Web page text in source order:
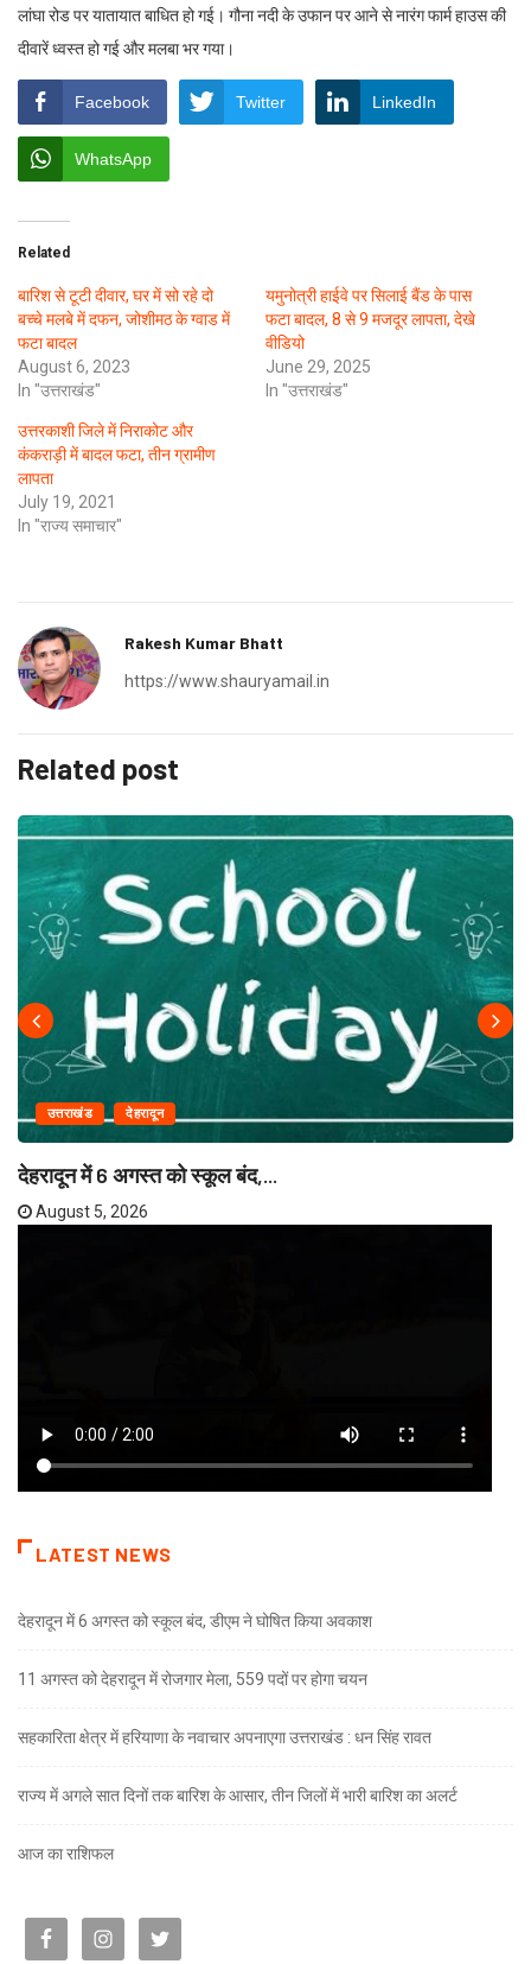
लांघा रोड पर यातायात बाधित हो गई। गौना नदी के उफान पर आने से नारंग फार्म हाउस की
दीवारें ध्वस्त हो गई और मलबा भर गया।
Facebook Twitter LinkedIn
WhatsApp
Related
बारिश से टूटी दीवार, घर में सो रहे दो
बच्चे मलबे में दफन, जोशीमठ के ग्वाड में
फटा बादल
August 6, 2023
In "उत्तराखंड"
यमुनोत्री हाईवे पर सिलाई बैंड के पास
फटा बादल, 8 से 9 मजदूर लापता, देखे
वीडियो
June 29, 2025
In "उत्तराखंड"
उत्तरकाशी जिले में निराकोट और
कंकराड़ी में बादल फटा, तीन ग्रामीण
लापता
July 19, 2021
In "राज्य समाचार"
Rakesh Kumar Bhatt
https://www.shauryamail.in
Related post
उत्तराखंड देहरादून
देहरादून में 6 अगस्त को स्कूल बंद,...
August 5, 2026
LATEST NEWS
देहरादून में 6 अगस्त को स्कूल बंद, डीएम ने घोषित किया अवकाश
11 अगस्त को देहरादून में रोजगार मेला, 559 पदों पर होगा चयन
सहकारिता क्षेत्र में हरियाणा के नवाचार अपनाएगा उत्तराखंड : धन सिंह रावत
राज्य में अगले सात दिनों तक बारिश के आसार, तीन जिलों में भारी बारिश का अलर्ट
आज का राशिफल